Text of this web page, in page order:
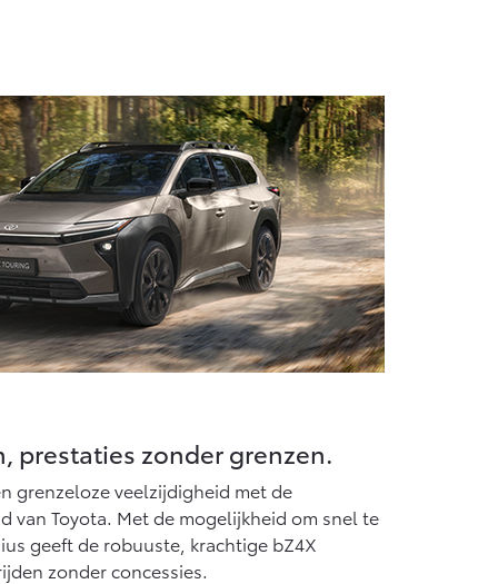
prestaties zonder grenzen.
grenzeloze veelzijdigheid met de
van Toyota. Met de mogelijkheid om snel te
geeft de robuuste, krachtige bZ4X
zonder concessies.